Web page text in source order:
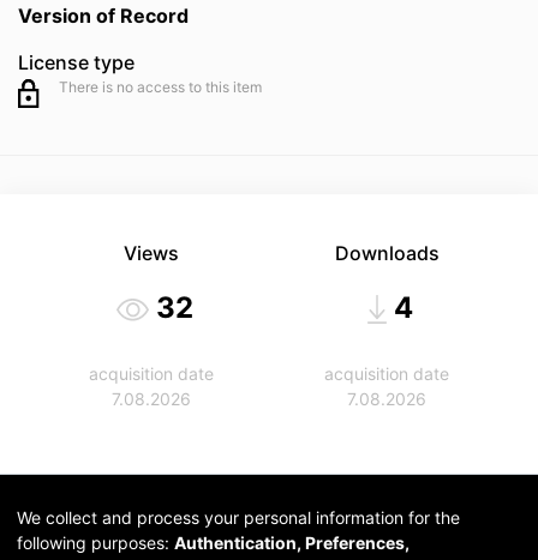
Version of Record
License type
There is no access to this item
Views
32
acquisition date
7.08.2026
Downloads
4
acquisition date
7.08.2026
We collect and process your personal information for the
following purposes: Authentication, Preferences,